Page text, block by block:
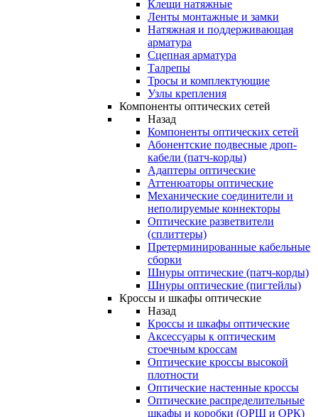
Клещи натяжные
Ленты монтажные и замки
Натяжная и поддерживающая
арматура
Сцепная арматура
Талрепы
Тросы и комплектующие
Узлы крепления
Компоненты оптических сетей
Назад
Компоненты оптических сетей
Абонентские подвесные дроп-
кабели (патч-корды)
Адаптеры оптические
Аттенюаторы оптические
Механические соединители и
неполируемые коннекторы
Оптические разветвители
(сплиттеры)
Претерминированные кабельные
сборки
Шнуры оптические (патч-корды)
Шнуры оптические (пигтейлы)
Кроссы и шкафы оптические
Назад
Кроссы и шкафы оптические
Аксессуары к оптическим
стоечным кроссам
Оптические кроссы высокой
плотности
Оптические настенные кроссы
Оптические распределительные
шкафы и коробки (ОРШ и ОРК)